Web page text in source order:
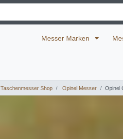
Messer Marken
Taschenmesser Shop Opinel Messer Opinel